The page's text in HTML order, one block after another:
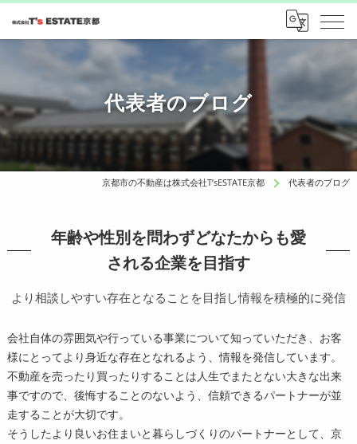
代表者のブログ
京都市の不動産は株式会社T’sESTATE京都 代表者のブログ
年齢や性別を問わずどなたからも愛
される企業を目指す
より相談しやすい存在となることを目指し情報を積極的に発信
会社自体の雰囲気や行っている事業について知っていただき、お客
様にとってより身近な存在となれるよう、情報を発信しています。
不動産を売ったり買ったりすることは人生でまたとない大きな出来
事ですので、後悔することのないよう、信頼できるパートナーが並
走することが大切です。
そうしたより良いお住まいと暮らしづくりのパートナーとして、京